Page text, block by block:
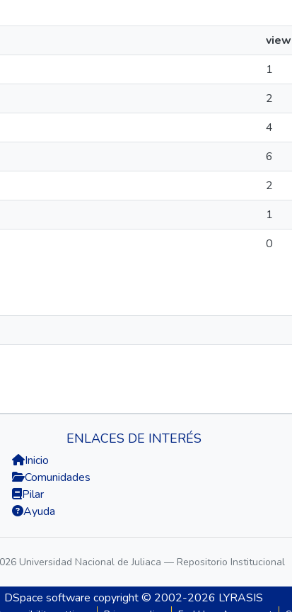
1
2
4
6
2
1
0
ENLACES DE INTERÉS
Inicio
Comunidades
Pilar
Ayuda
Universidad Nacional de Juliaca — Repositorio Institucional
DSpace software copyright © 2002-2026 LYRASIS